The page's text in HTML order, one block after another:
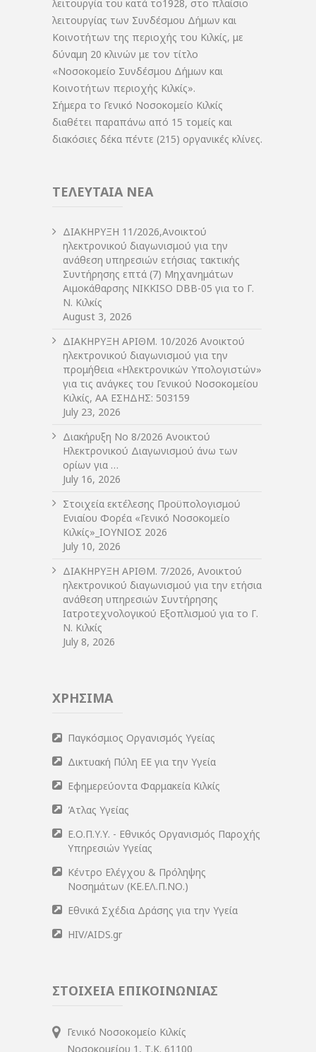
λειτουργία του κατά το1928, στο πλαίσιο
λειτουργίας των Συνδέσμου Δήμων και
Κοινοτήτων της περιοχής του Κιλκίς, με
δύναμη 20 κλινών με τον τίτλο
«Νοσοκομείο Συνδέσμου Δήμων και
Κοινοτήτων περιοχής Κιλκίς».
Σήμερα το Γενικό Νοσοκομείο Κιλκίς
διαθέτει παραπάνω από 15 τομείς και
διακόσιες δέκα πέντε (215) οργανικές κλίνες.
ΤΕΛΕΥΤΑΙΑ ΝΕΑ
ΔIΑΚΗΡΥΞΗ 11/2026,Ανοικτού
ηλεκτρονικού διαγωνισμού για την
ανάθεση υπηρεσιών ετήσιας τακτικής
Συντήρησης επτά (7) Μηχανημάτων
Αιμοκάθαρσης NIKKISO DBB-05 για το Γ.
Ν. Κιλκίς
August 3, 2026
ΔIΑΚΗΡΥΞΗ ΑΡIΘΜ. 10/2026 Ανοικτού
ηλεκτρονικού διαγωνισμού για την
προμήθεια «Ηλεκτρονικών Υπολογιστών»
για τις ανάγκες του Γενικού Νοσοκομείου
Κιλκίς, ΑΑ ΕΣΗΔΗΣ: 503159
July 23, 2026
Διακήρυξη Νο 8/2026 Ανοικτού
Ηλεκτρονικού Διαγωνισμού άνω των
ορίων για …
July 16, 2026
Στοιχεία εκτέλεσης Προϋπολογισμού
Ενιαίου Φορέα «Γενικό Νοσοκομείο
Κιλκίς»_ΙΟΥΝΙΟΣ 2026
July 10, 2026
ΔIΑΚΗΡΥΞΗ ΑΡIΘΜ. 7/2026, Ανοικτού
ηλεκτρονικού διαγωνισμού για την ετήσια
ανάθεση υπηρεσιών Συντήρησης
Ιατροτεχνολογικού Εξοπλισμού για το Γ.
Ν. Κιλκίς
July 8, 2026
ΧΡΗΣΙΜΑ
Παγκόσμιος Οργανισμός Υγείας
Δικτυακή Πύλη ΕΕ για την Υγεία
Εφημερεύοντα Φαρμακεία Κιλκίς
Άτλας Υγείας
Ε.Ο.Π.Υ.Υ. - Εθνικός Οργανισμός Παροχής
Υπηρεσιών Υγείας
Κέντρο Ελέγχου & Πρόληψης
Νοσημάτων (ΚΕ.ΕΛ.Π.ΝΟ.)
Εθνικά Σχέδια Δράσης για την Υγεία
HIV/AIDS.gr
ΣΤΟΙΧΕΙΑ ΕΠΙΚΟΙΝΩΝΙΑΣ
Γενικό Νοσοκομείο Κιλκίς
Νοσοκομείου 1, Τ.Κ. 61100